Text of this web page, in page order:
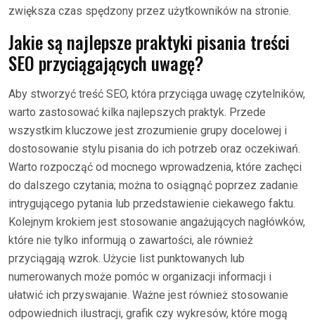
zwiększa czas spędzony przez użytkowników na stronie.
Jakie są najlepsze praktyki pisania treści
SEO przyciągających uwagę?
Aby stworzyć treść SEO, która przyciąga uwagę czytelników,
warto zastosować kilka najlepszych praktyk. Przede
wszystkim kluczowe jest zrozumienie grupy docelowej i
dostosowanie stylu pisania do ich potrzeb oraz oczekiwań.
Warto rozpocząć od mocnego wprowadzenia, które zachęci
do dalszego czytania; można to osiągnąć poprzez zadanie
intrygującego pytania lub przedstawienie ciekawego faktu.
Kolejnym krokiem jest stosowanie angażujących nagłówków,
które nie tylko informują o zawartości, ale również
przyciągają wzrok. Użycie list punktowanych lub
numerowanych może pomóc w organizacji informacji i
ułatwić ich przyswajanie. Ważne jest również stosowanie
odpowiednich ilustracji, grafik czy wykresów, które mogą